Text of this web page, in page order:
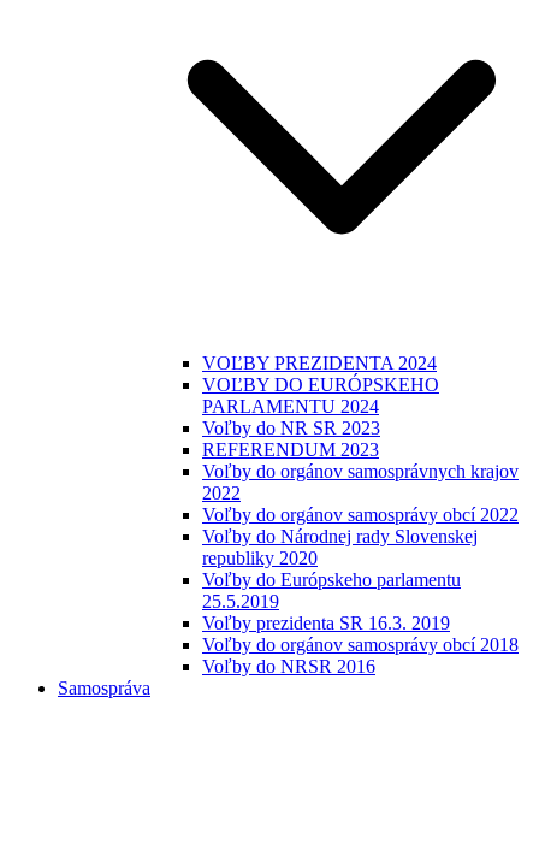
VOĽBY PREZIDENTA 2024
VOĽBY DO EURÓPSKEHO
PARLAMENTU 2024
Voľby do NR SR 2023
REFERENDUM 2023
Voľby do orgánov samosprávnych krajov
2022
Voľby do orgánov samosprávy obcí 2022
Voľby do Národnej rady Slovenskej
republiky 2020
Voľby do Európskeho parlamentu
25.5.2019
Voľby prezidenta SR 16.3. 2019
Voľby do orgánov samosprávy obcí 2018
Voľby do NRSR 2016
Samospráva